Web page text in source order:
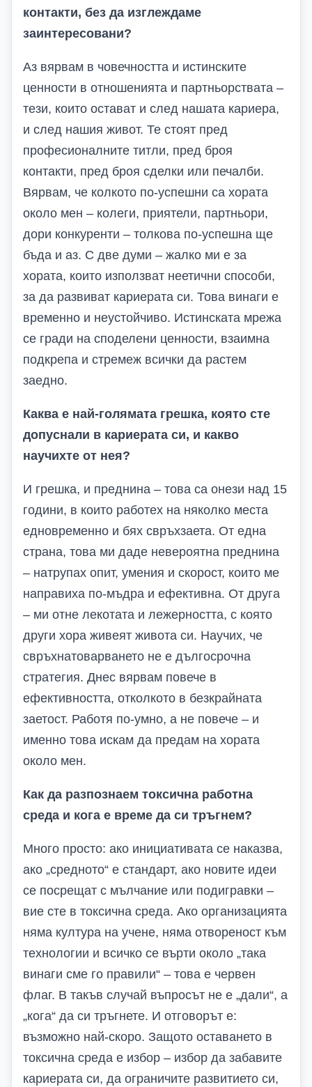
контакти, без да изглеждаме
заинтересовани?
Аз вярвам в човечността и истинските
ценности в отношенията и партньорствата –
тези, които остават и след нашата кариера,
и след нашия живот. Те стоят пред
професионалните титли, пред броя
контакти, пред броя сделки или печалби.
Вярвам, че колкото по-успешни са хората
около мен – колеги, приятели, партньори,
дори конкуренти – толкова по-успешна ще
бъда и аз. С две думи – жалко ми е за
хората, които използват неетични способи,
за да развиват кариерата си. Това винаги е
временно и неустойчиво. Истинската мрежа
се гради на споделени ценности, взаимна
подкрепа и стремеж всички да растем
заедно.
Каква е най-голямата грешка, която сте
допуснали в кариерата си, и какво
научихте от нея?
И грешка, и преднина – това са онези над 15
години, в които работех на няколко места
едновременно и бях свръхзаета. От една
страна, това ми даде невероятна преднина
– натрупах опит, умения и скорост, които ме
направиха по-мъдра и ефективна. От друга
– ми отне лекотата и лежерността, с която
други хора живеят живота си. Научих, че
свръхнатоварването не е дългосрочна
стратегия. Днес вярвам повече в
ефективността, отколкото в безкрайната
заетост. Работя по-умно, а не повече – и
именно това искам да предам на хората
около мен.
Как да разпознаем токсична работна
среда и кога е време да си тръгнем?
Много просто: ако инициативата се наказва,
ако „средното“ е стандарт, ако новите идеи
се посрещат с мълчание или подигравки –
вие сте в токсична среда. Ако организацията
няма култура на учене, няма отвореност към
технологии и всичко се върти около „така
винаги сме го правили“ – това е червен
флаг. В такъв случай въпросът не е „дали“, а
„кога“ да си тръгнете. И отговорът е:
възможно най-скоро. Защото оставането в
токсична среда е избор – избор да забавите
кариерата си, да ограничите развитието си,